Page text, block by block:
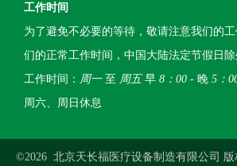
工作时间
为了避免不必要的等待，敬请注意我们的
们的正常工作时间，中国大陆法定节假日除
工作时间： 周一至 周五早 8：00 - 晚 5：
周六、周日休息
©2026 北京天长福医疗设备制造有限公司 版